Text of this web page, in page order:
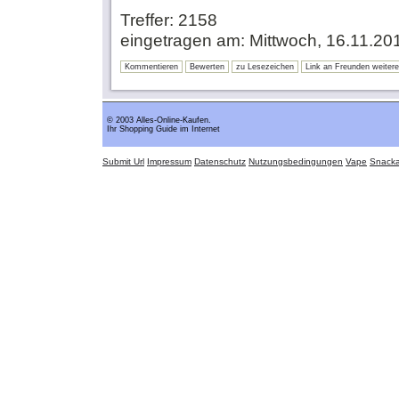
Treffer: 2158
eingetragen am: Mittwoch,
Kommentieren Bewerten zu Lesezeichen Link an Freunden
© 2003 Alles-Online-Kaufen.
Ihr Shopping Guide im Internet
Submit Url Impressum Datenschutz Nutzungsbedingungen Vape